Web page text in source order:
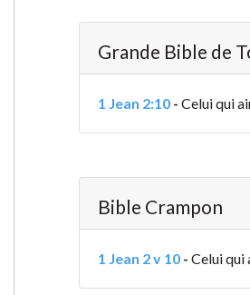
Grande Bible de
1 Jean 2:10- Celui qui
Bible Crampon
1 Jean 2 v 10- Celui qui